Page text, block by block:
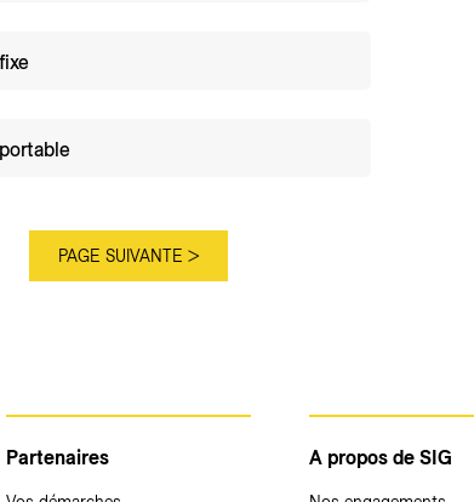
Partenaires A propos de SIG